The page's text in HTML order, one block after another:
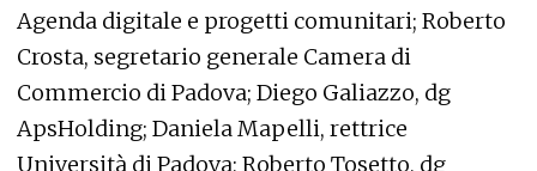
Agenda digitale e progetti comunitari; Roberto
Crosta, segretario generale Camera di
Commercio di Padova; Diego Galiazzo, dg
ApsHolding; Daniela Mapelli, rettrice
Università di Padova; Roberto Tosetto, dg